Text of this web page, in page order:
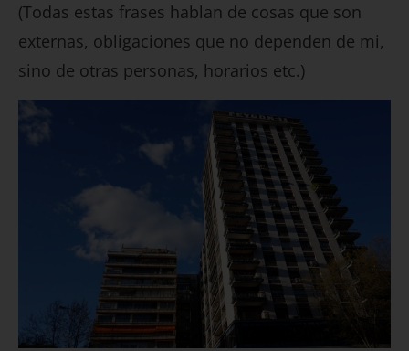
(Todas estas frases hablan de cosas que son
externas, obligaciones que no dependen de mi,
sino de otras personas, horarios etc.)